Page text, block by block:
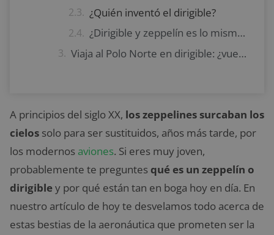
¿Quién inventó el dirigible?
¿Dirigible y zeppelín es lo mismo?
Viaja al Polo Norte en dirigible: ¿vuelta al pasado?
A principios del siglo XX, los zeppelines surcaban los
cielos solo para ser sustituidos, años más tarde, por
los modernos aviones. Si eres muy joven,
probablemente te preguntes qué es un zeppelín o
dirigibley por qué están tan en boga hoy en día. En
nuestro artículo de hoy te desvelamos todo acerca de
estas bestias de la aeronáutica que prometen ser la